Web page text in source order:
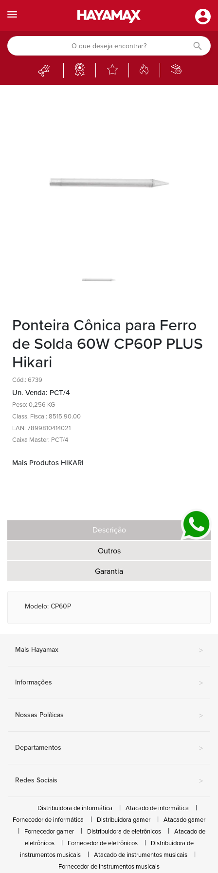
Ponteira Cônica para Ferro
de Solda 60W CP60P PLUS
Hikari
Cód.: 6739
Un. Venda: PCT/4
Peso: 0,256 KG
Class. Fiscal: 8515.90.00
EAN: 7899810414021
Caixa Master: PCT/4
Mais Produtos HIKARI
Descrição
Outros
Garantia
Modelo: CP60P
Mais Hayamax >
Informações >
Nossas Políticas >
Departamentos >
Redes Sociais >
Distribuidora de informática
Atacado de informática
Fornecedor de informática
Distribuidora gamer
Atacado gamer
Fornecedor gamer
Distribuidora de eletrônicos
Atacado de
eletrônicos
Fornecedor de eletrônicos
Distribuidora de
instrumentos musicais
Atacado de instrumentos musicais
Fornecedor de instrumentos musicais